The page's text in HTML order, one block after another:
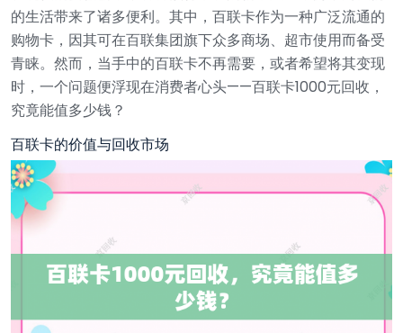
的生活带来了诸多便利。其中，百联卡作为一种广泛流通的
购物卡，因其可在百联集团旗下众多商场、超市使用而备受
青睐。然而，当手中的百联卡不再需要，或者希望将其变现
时，一个问题便浮现在消费者心头——百联卡1000元回收，
究竟能值多少钱？
百联卡的价值与回收市场